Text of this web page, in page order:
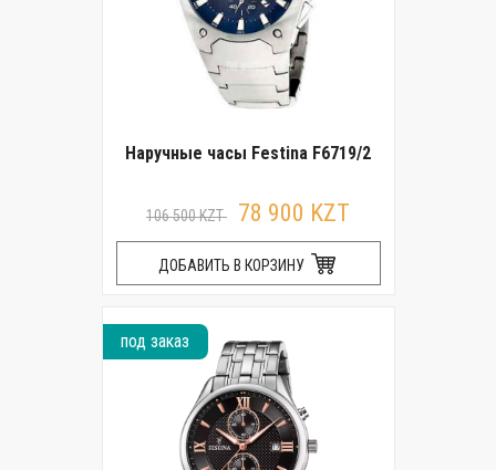
Наручные часы Festina F6719/2
106 500 KZT 78 900 KZT
ДОБАВИТЬ В КОРЗИНУ
под заказ